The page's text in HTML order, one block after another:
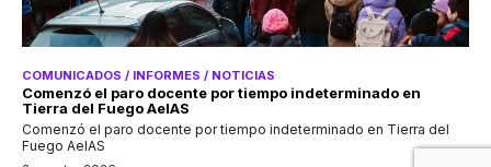
COMUNICADOS / INFORMES / NOTICIAS
Comenzó el paro docente por tiempo indeterminado en
Tierra del Fuego AeIAS
Comenzó el paro docente por tiempo indeterminado en Tierra del
Fuego AeIAS